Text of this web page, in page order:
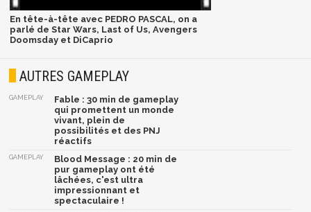
En tête-à-tête avec PEDRO PASCAL, on a
parlé de Star Wars, Last of Us, Avengers
Doomsday et DiCaprio
AUTRES GAMEPLAY
GAMEPLAY
Fable : 30 min de gameplay
qui promettent un monde
vivant, plein de
possibilités et des PNJ
réactifs
GAMEPLAY
Blood Message : 20 min de
pur gameplay ont été
lâchées, c'est ultra
impressionnant et
spectaculaire !